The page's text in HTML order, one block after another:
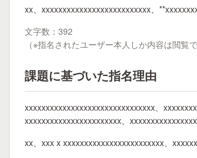
xx、xxxxxxxxxxxxxxxxxxxxxxxxxx、
文字数：392
（※指名されたユーザー本人しか内容は閲覧
課題に基づいた指名理由
xxxxxxxxxxxxxxxxxxxxxxxxxxxxxxx、
xxxxxxxxxxxxxxxxxxxxxxx、
xx、xxx x xxxxxxxxxxxxxxxxxxxxxxxx、